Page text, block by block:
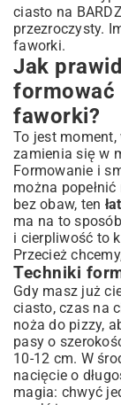
ciasto na
przezroczysty.
faworki.
Jak
formować
faworki?
To jest
zamienia się w
Formowanie i
można
bez obaw, ten
ma na to
i cierpliwość to
Przecież
Techniki
Gdy masz już
ciasto, czas na
noża do pizzy,
pasy o
10-12 cm. W
nacięcie o
magia: chwyć